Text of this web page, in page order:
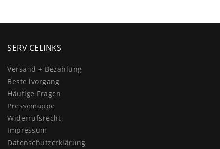
SERVICELINKS
Versand + Bezahlung
Bestellvorgang
Häufige Fragen
Pressemappe
Widerrufs­recht
Impressum
Daten­schutz­erklärung